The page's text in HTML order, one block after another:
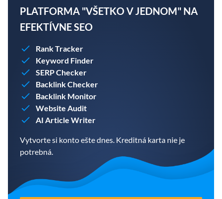
PLATFORMA "VŠETKO V JEDNOM" NA
EFEKTÍVNE SEO
Rank Tracker
Keyword Finder
SERP Checker
Backlink Checker
Backlink Monitor
Website Audit
AI Article Writer
Vytvorte si konto ešte dnes. Kreditná karta nie je
potrebná.